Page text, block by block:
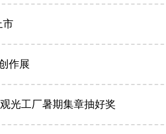
市
作展
光工厂暑期集章抽好奖